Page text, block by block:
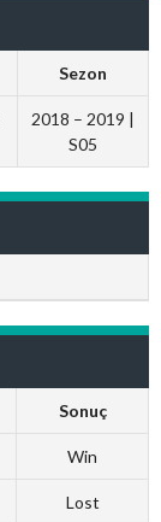
Sezon
2018 – 2019 |
S05
Sonuç
Win
Lost